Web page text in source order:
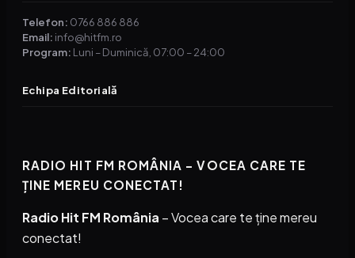
Telefon: 0766 886 886
Email: info@hitfm.ro
Program: Luni – Duminică, 07:00 – 24:00
Echipa Editorială
RADIO HIT FM ROMÂNIA – VOCEA CARE TE
ȚINE MEREU CONECTAT!
Radio Hit FM România – Vocea care te ține mereu
conectat!